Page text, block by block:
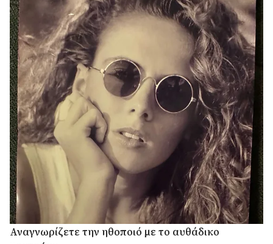
Αναγνωρίζετε την ηθοποιό με το αυθάδικο